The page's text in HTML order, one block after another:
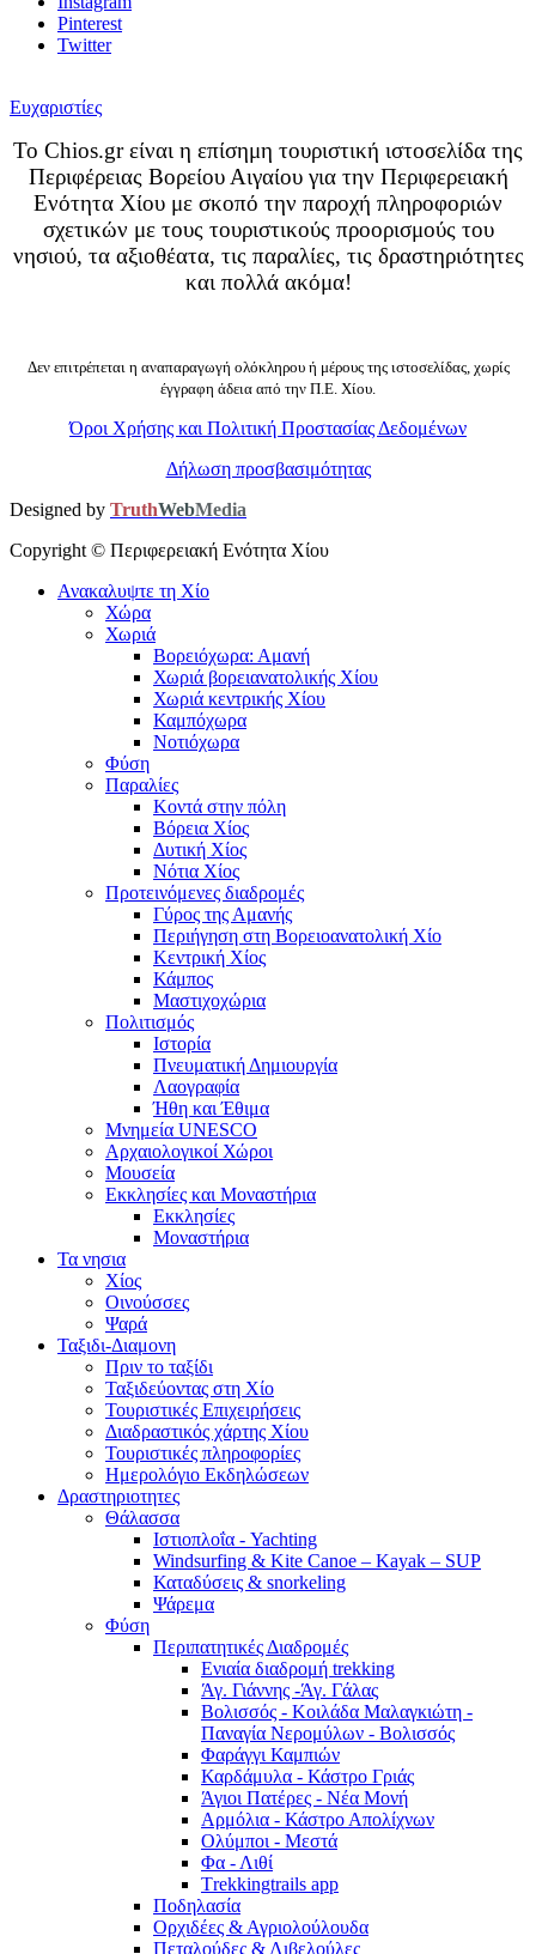
Pinterest
Twitter
Ευχαριστίες
Το Chios.gr είναι η επίσημη τουριστική ιστοσελίδα της
Περιφέρειας Βορείου Αιγαίου για την Περιφερειακή
Ενότητα Χίου με σκοπό την παροχή πληροφοριών
σχετικών με τους τουριστικούς προορισμούς του
νησιού, τα αξιοθέατα, τις παραλίες, τις δραστηριότητες
και πολλά ακόμα!
Δεν επιτρέπεται η αναπαραγωγή ολόκληρου ή μέρους της ιστοσελίδας, χωρίς
έγγραφη άδεια από την Π.Ε. Χίου.
Όροι Χρήσης και Πολιτική Προστασίας Δεδομένων
Δήλωση προσβασιμότητας
Designed by TruthWebMedia
Copyright © Περιφερειακή Ενότητα Χίου
Ανακαλυψτε τη Χίο
Χώρα
Χωριά
Βορειόχωρα: Αμανή
Χωριά βορειανατολικής Χίου
Χωριά κεντρικής Χίου
Καμπόχωρα
Νοτιόχωρα
Φύση
Παραλίες
Κοντά στην πόλη
Βόρεια Χίος
Δυτική Χίος
Νότια Χίος
Προτεινόμενες διαδρομές
Γύρος της Αμανής
Περιήγηση στη Βορειοανατολική Χίο
Κεντρική Χίος
Κάμπος
Μαστιχοχώρια
Πολιτισμός
Ιστορία
Πνευματική Δημιουργία
Λαογραφία
Ήθη και Έθιμα
Μνημεία UNESCO
Αρχαιολογικοί Χώροι
Μουσεία
Εκκλησίες και Μοναστήρια
Εκκλησίες
Μοναστήρια
Τα νησια
Χίος
Οινούσσες
Ψαρά
Ταξιδι-Διαμονη
Πριν το ταξίδι
Ταξιδεύοντας στη Χίο
Τουριστικές Επιχειρήσεις
Διαδραστικός χάρτης Χίου
Τουριστικές πληροφορίες
Ημερολόγιο Εκδηλώσεων
Δραστηριοτητες
Θάλασσα
Ιστιοπλοΐα - Yachting
Windsurfing & Kite Canoe – Kayak – SUP
Καταδύσεις & snorkeling
Ψάρεμα
Φύση
Περιπατητικές Διαδρομές
Ενιαία διαδρομή trekking
Άγ. Γιάννης -Άγ. Γάλας
Βολισσός - Κοιλάδα Μαλαγκιώτη -
Παναγία Νερομύλων - Βολισσός
Φαράγγι Καμπιών
Καρδάμυλα - Κάστρο Γριάς
Άγιοι Πατέρες - Νέα Μονή
Αρμόλια - Κάστρο Απολίχνων
Ολύμποι - Μεστά
Φα - Λιθί
Τrekkingtrails app
Ποδηλασία
Ορχιδέες & Αγριολούλουδα
Πεταλούδες & Λιβελούλες